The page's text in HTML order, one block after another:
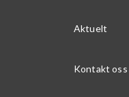
Aktuelt
Kontakt oss